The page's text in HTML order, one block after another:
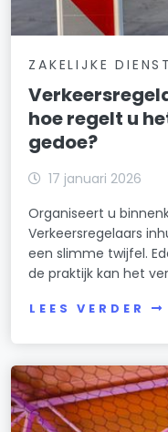
ZAKELIJKE
hoe regelt u
gedoe?
17 januari 2026
Organiseert u
Verkeersregelaars
een slimme twijfel.
de praktijk kan het
LEES VERDER